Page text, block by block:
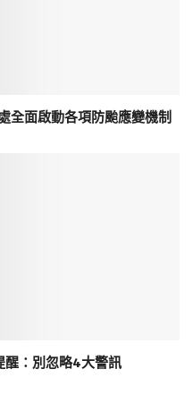
全面啟動各項防颱應變機制
醒：別忽略4大警訊